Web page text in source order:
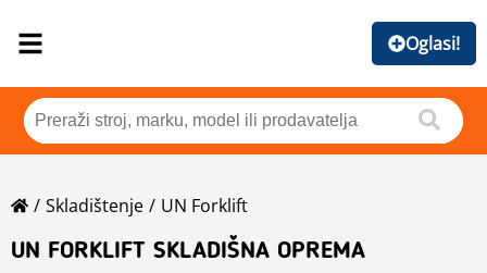
Oglasi!
Skladištenje
UN Forklift
UN FORKLIFT SKLADIŠNA OPREMA